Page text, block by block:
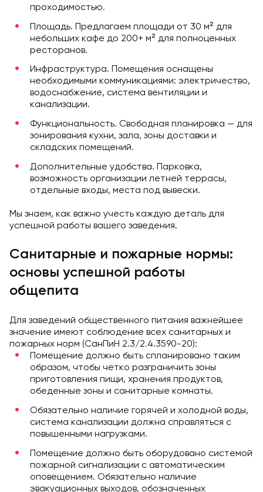
проходимостью.
Площадь. Предлагаем площади от 30 м² для
небольших кафе до 200+ м² для полноценных
ресторанов.
Инфраструктура. Помещения оснащены
необходимыми коммуникациями: электричество,
водоснабжение, система вентиляции и
канализации.
Функциональность. Свободная планировка — для
зонирования кухни, зала, зоны доставки и
складских помещений.
Дополнительные удобства. Парковка,
возможность организации летней террасы,
отдельные входы, места под вывески.
Мы знаем, как важно учесть каждую деталь для
успешной работы вашего заведения.
Санитарные и пожарные нормы:
основы успешной работы
общепита
Для заведений общественного питания важнейшее
значение имеют соблюдение всех санитарных и
пожарных норм (СанПиН 2.3/2.4.3590-20):
Помещение должно быть спланировано таким
образом, чтобы четко разграничить зоны
приготовления пищи, хранения продуктов,
обеденные зоны и санитарные комнаты.
Обязательно наличие горячей и холодной воды,
система канализации должна справляться с
повышенными нагрузками.
Помещение должно быть оборудовано системой
пожарной сигнализации с автоматическим
оповещением. Обязательно наличие
эвакуационных выходов, обозначенных